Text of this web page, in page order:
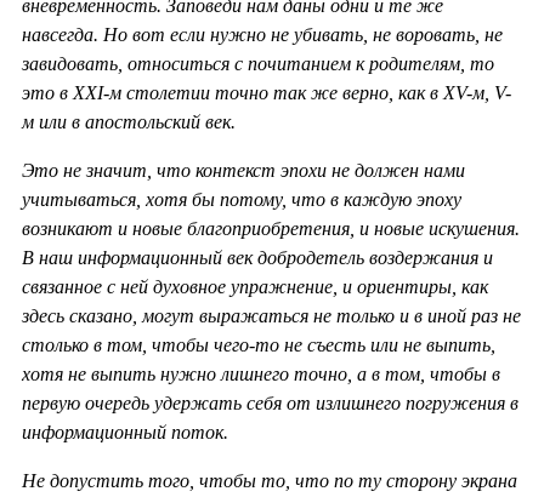
вневременность. Заповеди нам даны одни и те же
навсегда. Но вот если нужно не убивать, не воровать, не
завидовать, относиться с почитанием к родителям, то
это в ХХI-м столетии точно так же верно, как в XV-м, V-
м или в апостольский век.
Это не значит, что контекст эпохи не должен нами
учитываться, хотя бы потому, что в каждую эпоху
возникают и новые благоприобретения, и новые искушения.
В наш информационный век добродетель воздержания и
связанное с ней духовное упражнение, и ориентиры, как
здесь сказано, могут выражаться не только и в иной раз не
столько в том, чтобы чего-то не съесть или не выпить,
хотя не выпить нужно лишнего точно, а в том, чтобы в
первую очередь удержать себя от излишнего погружения в
информационный поток.
Не допустить того, чтобы то, что по ту сторону экрана